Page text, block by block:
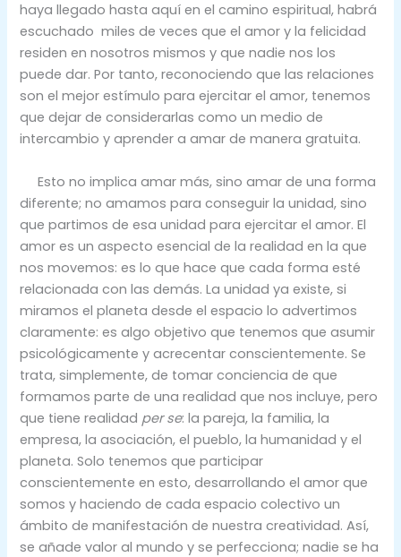
haya llegado hasta aquí en el camino espiritual, habrá
escuchado miles de veces que el amor y la felicidad
residen en nosotros mismos y que nadie nos los
puede dar. Por tanto, reconociendo que las relaciones
son el mejor estímulo para ejercitar el amor, tenemos
que dejar de considerarlas como un medio de
intercambio y aprender a amar de manera gratuita.
Esto no implica amar más, sino amar de una forma
diferente; no amamos para conseguir la unidad, sino
que partimos de esa unidad para ejercitar el amor. El
amor es un aspecto esencial de la realidad en la que
nos movemos: es lo que hace que cada forma esté
relacionada con las demás. La unidad ya existe, si
miramos el planeta desde el espacio lo advertimos
claramente: es algo objetivo que tenemos que asumir
psicológicamente y acrecentar conscientemente. Se
trata, simplemente, de tomar conciencia de que
formamos parte de una realidad que nos incluye, pero
que tiene realidad per se: la pareja, la familia, la
empresa, la asociación, el pueblo, la humanidad y el
planeta. Solo tenemos que participar
conscientemente en esto, desarrollando el amor que
somos y haciendo de cada espacio colectivo un
ámbito de manifestación de nuestra creatividad. Así,
se añade valor al mundo y se perfecciona; nadie se ha